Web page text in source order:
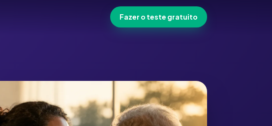
Fazer o teste gratuito